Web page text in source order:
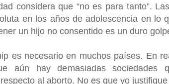
considera que “no es para tanto”.
en los años de adolescencia en lo
un hijo no consentido es un duro
es necesario en muchos países. En
aún hay demasiadas sociedades
al aborto. No es que yo